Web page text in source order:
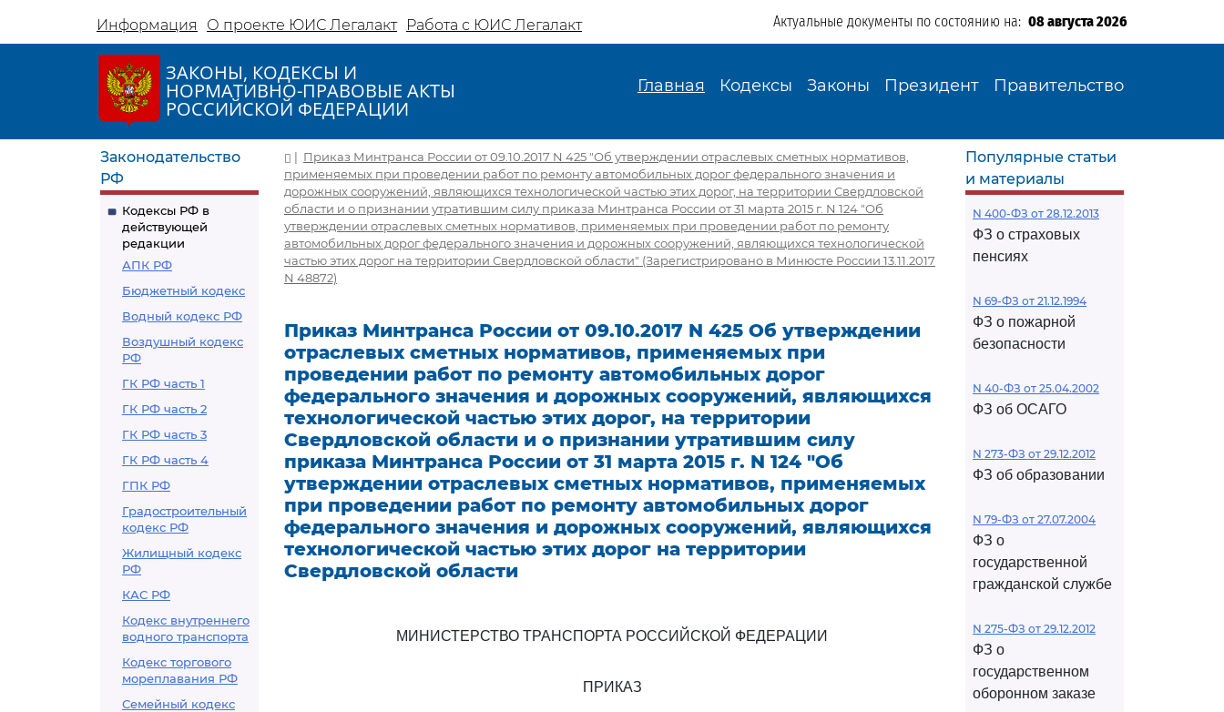
Информация О проекте ЮИС Легалакт Работа с ЮИС Легалакт Актуальные документы по состоянию на: 08 августа 2026
ЗАКОНЫ, КОДЕКСЫ И
НОРМАТИВНО-ПРАВОВЫЕ АКТЫ
РОССИЙСКОЙ ФЕДЕРАЦИИ
Главная Кодексы Законы Президент Правительство
Законодательство
РФ
Кодексы РФ в
действующей
редакции
АПК РФ
Бюджетный кодекс
Водный кодекс РФ
Воздушный кодекс
РФ
ГК РФ часть 1
ГК РФ часть 2
ГК РФ часть 3
ГК РФ часть 4
ГПК РФ
Градостроительный
кодекс РФ
Жилищный кодекс
РФ
КАС РФ
Кодекс внутреннего
водного транспорта
Кодекс торгового
мореплавания РФ
Семейный кодекс
| Приказ Минтранса России от 09.10.2017 N 425 "Об утверждении отраслевых сметных нормативов,
применяемых при проведении работ по ремонту автомобильных дорог федерального значения и
дорожных сооружений, являющихся технологической частью этих дорог, на территории Свердловской
области и о признании утратившим силу приказа Минтранса России от 31 марта 2015 г. N 124 "Об
утверждении отраслевых сметных нормативов, применяемых при проведении работ по ремонту
автомобильных дорог федерального значения и дорожных сооружений, являющихся технологической
частью этих дорог на территории Свердловской области" (Зарегистрировано в Минюсте России 13.11.2017
N 48872)
Приказ Минтранса России от 09.10.2017 N 425 Об утверждении
отраслевых сметных нормативов, применяемых при
проведении работ по ремонту автомобильных дорог
федерального значения и дорожных сооружений, являющихся
технологической частью этих дорог, на территории
Свердловской области и о признании утратившим силу
приказа Минтранса России от 31 марта 2015 г. N 124 "Об
утверждении отраслевых сметных нормативов, применяемых
при проведении работ по ремонту автомобильных дорог
федерального значения и дорожных сооружений, являющихся
технологической частью этих дорог на территории
Свердловской области
МИНИСТЕРСТВО ТРАНСПОРТА РОССИЙСКОЙ ФЕДЕРАЦИИ
ПРИКАЗ
Популярные статьи
и материалы
N 400-ФЗ от 28.12.2013
ФЗ о страховых
пенсиях
N 69-ФЗ от 21.12.1994
ФЗ о пожарной
безопасности
N 40-ФЗ от 25.04.2002
ФЗ об ОСАГО
N 273-ФЗ от 29.12.2012
ФЗ об образовании
N 79-ФЗ от 27.07.2004
ФЗ о
государственной
гражданской службе
N 275-ФЗ от 29.12.2012
ФЗ о
государственном
оборонном заказе